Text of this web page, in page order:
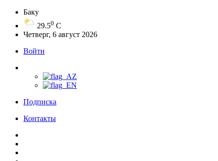
Баку
29.50 C
Четверг, 6 август 2026
Войти
Подписка
Контакты